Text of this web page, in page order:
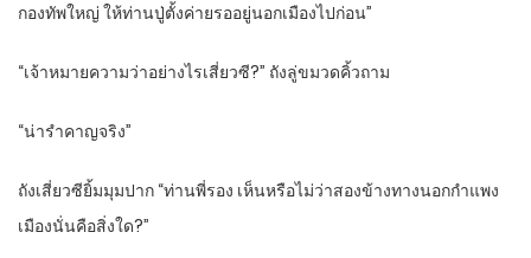
กองทัพใหญ่ ให้ท่านปู่ตั้งค่ายรออยู่นอกเมืองไปก่อน”
“เจ้าหมายความว่าอย่างไรเสี่ยวซี?” ถังลู่ขมวดคิ้วถาม
“น่ารำคาญจริง”
ถังเสี่ยวซียิ้มมุมปาก “ท่านพี่รอง เห็นหรือไม่ว่าสองข้างทางนอกกำแพง
เมืองนั่นคือสิ่งใด?”